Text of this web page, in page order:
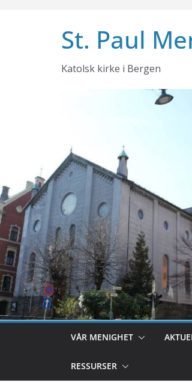
St. Paul
Katolsk kirke i Bergen
VÅR MENIGHET
RESSURSER